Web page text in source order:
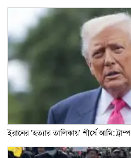
ইরানের ‘হত্যার তালিকায়’ শীর্ষে আমি: ট্রাম্প